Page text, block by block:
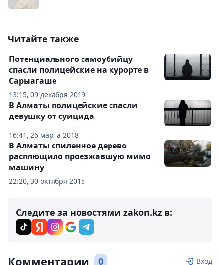
Читайте также
13:15, 09 декабря 2019
Потенциального самоубийцу
спасли полицейские на курорте в
Сарыагаше
16:41, 26 марта 2018
В Алматы полицейские спасли
девушку от суицида
22:20, 30 октября 2015
В Алматы спиленное дерево
расплющило проезжавшую мимо
машину
Следите за новостями zakon.kz в:
Комментарии 0 Вход